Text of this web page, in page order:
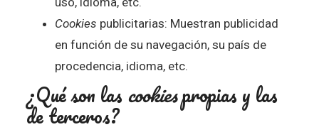
Cookies publicitarias: Muestran publicidad
en función de su navegación, su país de
procedencia, idioma, etc.
¿Qué son las cookiespropias y las
de terceros?